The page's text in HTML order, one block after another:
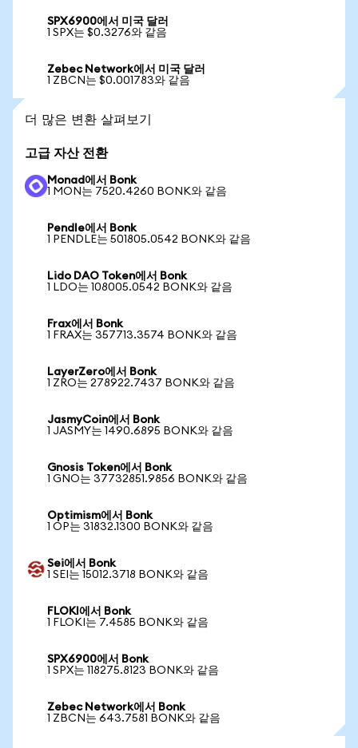
SPX6900에서 미국 달러
1 SPX는 $0.3276와 같음
Zebec Network에서 미국 달러
1 ZBCN는 $0.001783와 같음
더 많은 변환 살펴보기
고급 자산 전환
Monad에서 Bonk
1 MON는 7520.4260 BONK와 같음
Pendle에서 Bonk
1 PENDLE는 501805.0542 BONK와 같음
Lido DAO Token에서 Bonk
1 LDO는 108005.0542 BONK와 같음
Frax에서 Bonk
1 FRAX는 357713.3574 BONK와 같음
LayerZero에서 Bonk
1 ZRO는 278922.7437 BONK와 같음
JasmyCoin에서 Bonk
1 JASMY는 1490.6895 BONK와 같음
Gnosis Token에서 Bonk
1 GNO는 37732851.9856 BONK와 같음
Optimism에서 Bonk
1 OP는 31832.1300 BONK와 같음
Sei에서 Bonk
1 SEI는 15012.3718 BONK와 같음
FLOKI에서 Bonk
1 FLOKI는 7.4585 BONK와 같음
SPX6900에서 Bonk
1 SPX는 118275.8123 BONK와 같음
Zebec Network에서 Bonk
1 ZBCN는 643.7581 BONK와 같음